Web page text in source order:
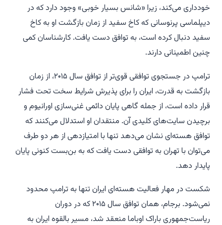
خودداری می‌کند، زیرا «شانس بسیار خوبی» وجود دارد که در
دیپلماسی پرنوسانی که کاخ سفید از زمان بازگشت او به کاخ
سفید دنبال کرده است، به توافق دست یافت. کارشناسان کمی
چنین اطمینانی دارند.
ترامپ در جستجوی توافقی قوی‌تر از توافق سال ۲۰۱۵، از زمان
بازگشت به قدرت، ایران را برای پذیرش شرایط سخت تحت فشار
قرار داده است، از جمله گاهی پایان دائمی غنی‌سازی اورانیوم و
برچیدن سایت‌های کلیدی آن. منتقدان او استدلال می‌کنند که
توافق هسته‌ای نشان می‌دهد تنها با امتیازدهی از هر دو طرف
می‌توان با تهران به توافقی دست یافت که به بن‌بست کنونی پایان
پایدار دهد.
شکست در مهار فعالیت هسته‌ای ایران تنها به ترامپ محدود
نمی‌شود. برجام، همان توافق سال ۲۰۱۵ که در دوران
ریاست‌جمهوری باراک اوباما منعقد شد، مسیر بالقوه ایران به